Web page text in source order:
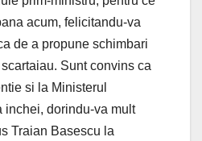
acum, felicitandu-va
de a propune schimbari
Sunt convins ca
si la Ministerul
inchei, dorindu-va mult
Traian Basescu la